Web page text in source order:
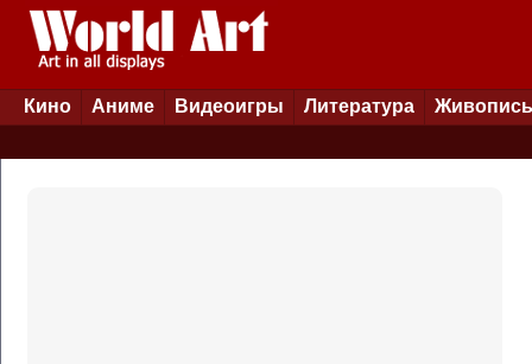
Кино Аниме Видеоигры Литература Живопись